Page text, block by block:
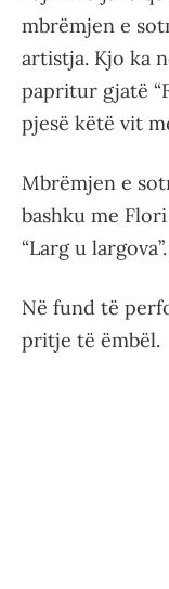
mbrëmjen e
artistja. Kjo ka
papritur gjatë
pjesë këtë vit
Mbrëmjen e
bashku me
“Larg u largova”.
Në fund të
pritje të ëmbël.